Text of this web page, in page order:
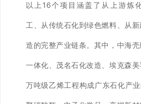
以上16个项目涵盖了从上游炼
工、从传统石化到绿色燃料、从
造的完整产业链条。其中，中海
一体化、茂名石化改造、埃克森
万吨级乙烯工程构成广东石化产